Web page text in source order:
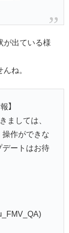
が出ている様
ね。
】
ましては、
操作ができな
デートはお待